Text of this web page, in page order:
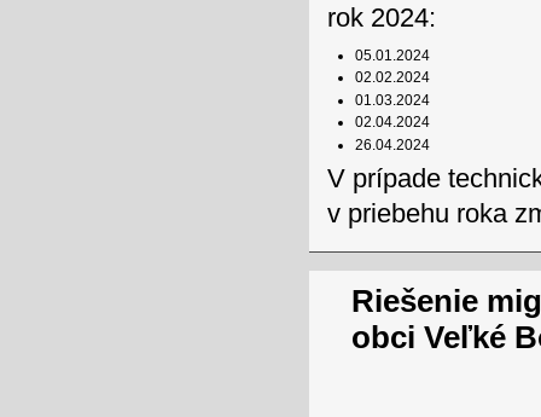
rok 2024:
05.01.2024
02.02.2024
01.03.2024
02.04.2024
26.04.2024
V prípade
v priebehu roka
Riešenie
obci Veľké